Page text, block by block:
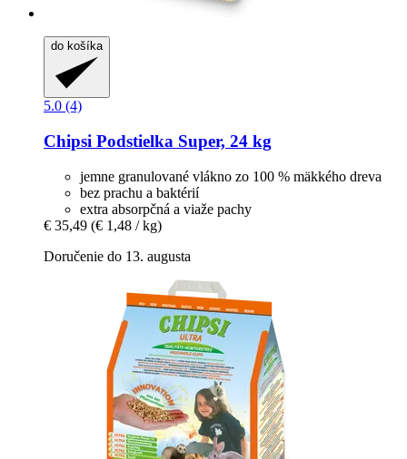
do košíka
5.0 (4)
Chipsi Podstielka Super, 24 kg
jemne granulované vlákno zo 100 % mäkkého dreva
bez prachu a baktérií
extra absorpčná a viaže pachy
€ 35,49 (€ 1,48 / kg)
Doručenie do 13. augusta